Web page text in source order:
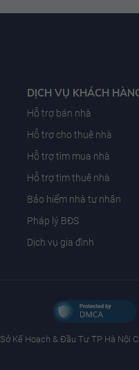
DỊCH VỤ KHÁCH
Hỗ trợ bán nhà
Hỗ trợ cho thuê nhà
Hỗ trợ tìm mua nhà
Hỗ trợ tìm thuê nhà
Bảo hiểm nhà tư nhân
Pháp lý BĐS
Dịch vụ gia đình
Sở Kế Hoạch & Ðầu Tư TP Hà Nội